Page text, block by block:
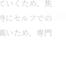
いくため、焦
にセルフでの
いため、専門